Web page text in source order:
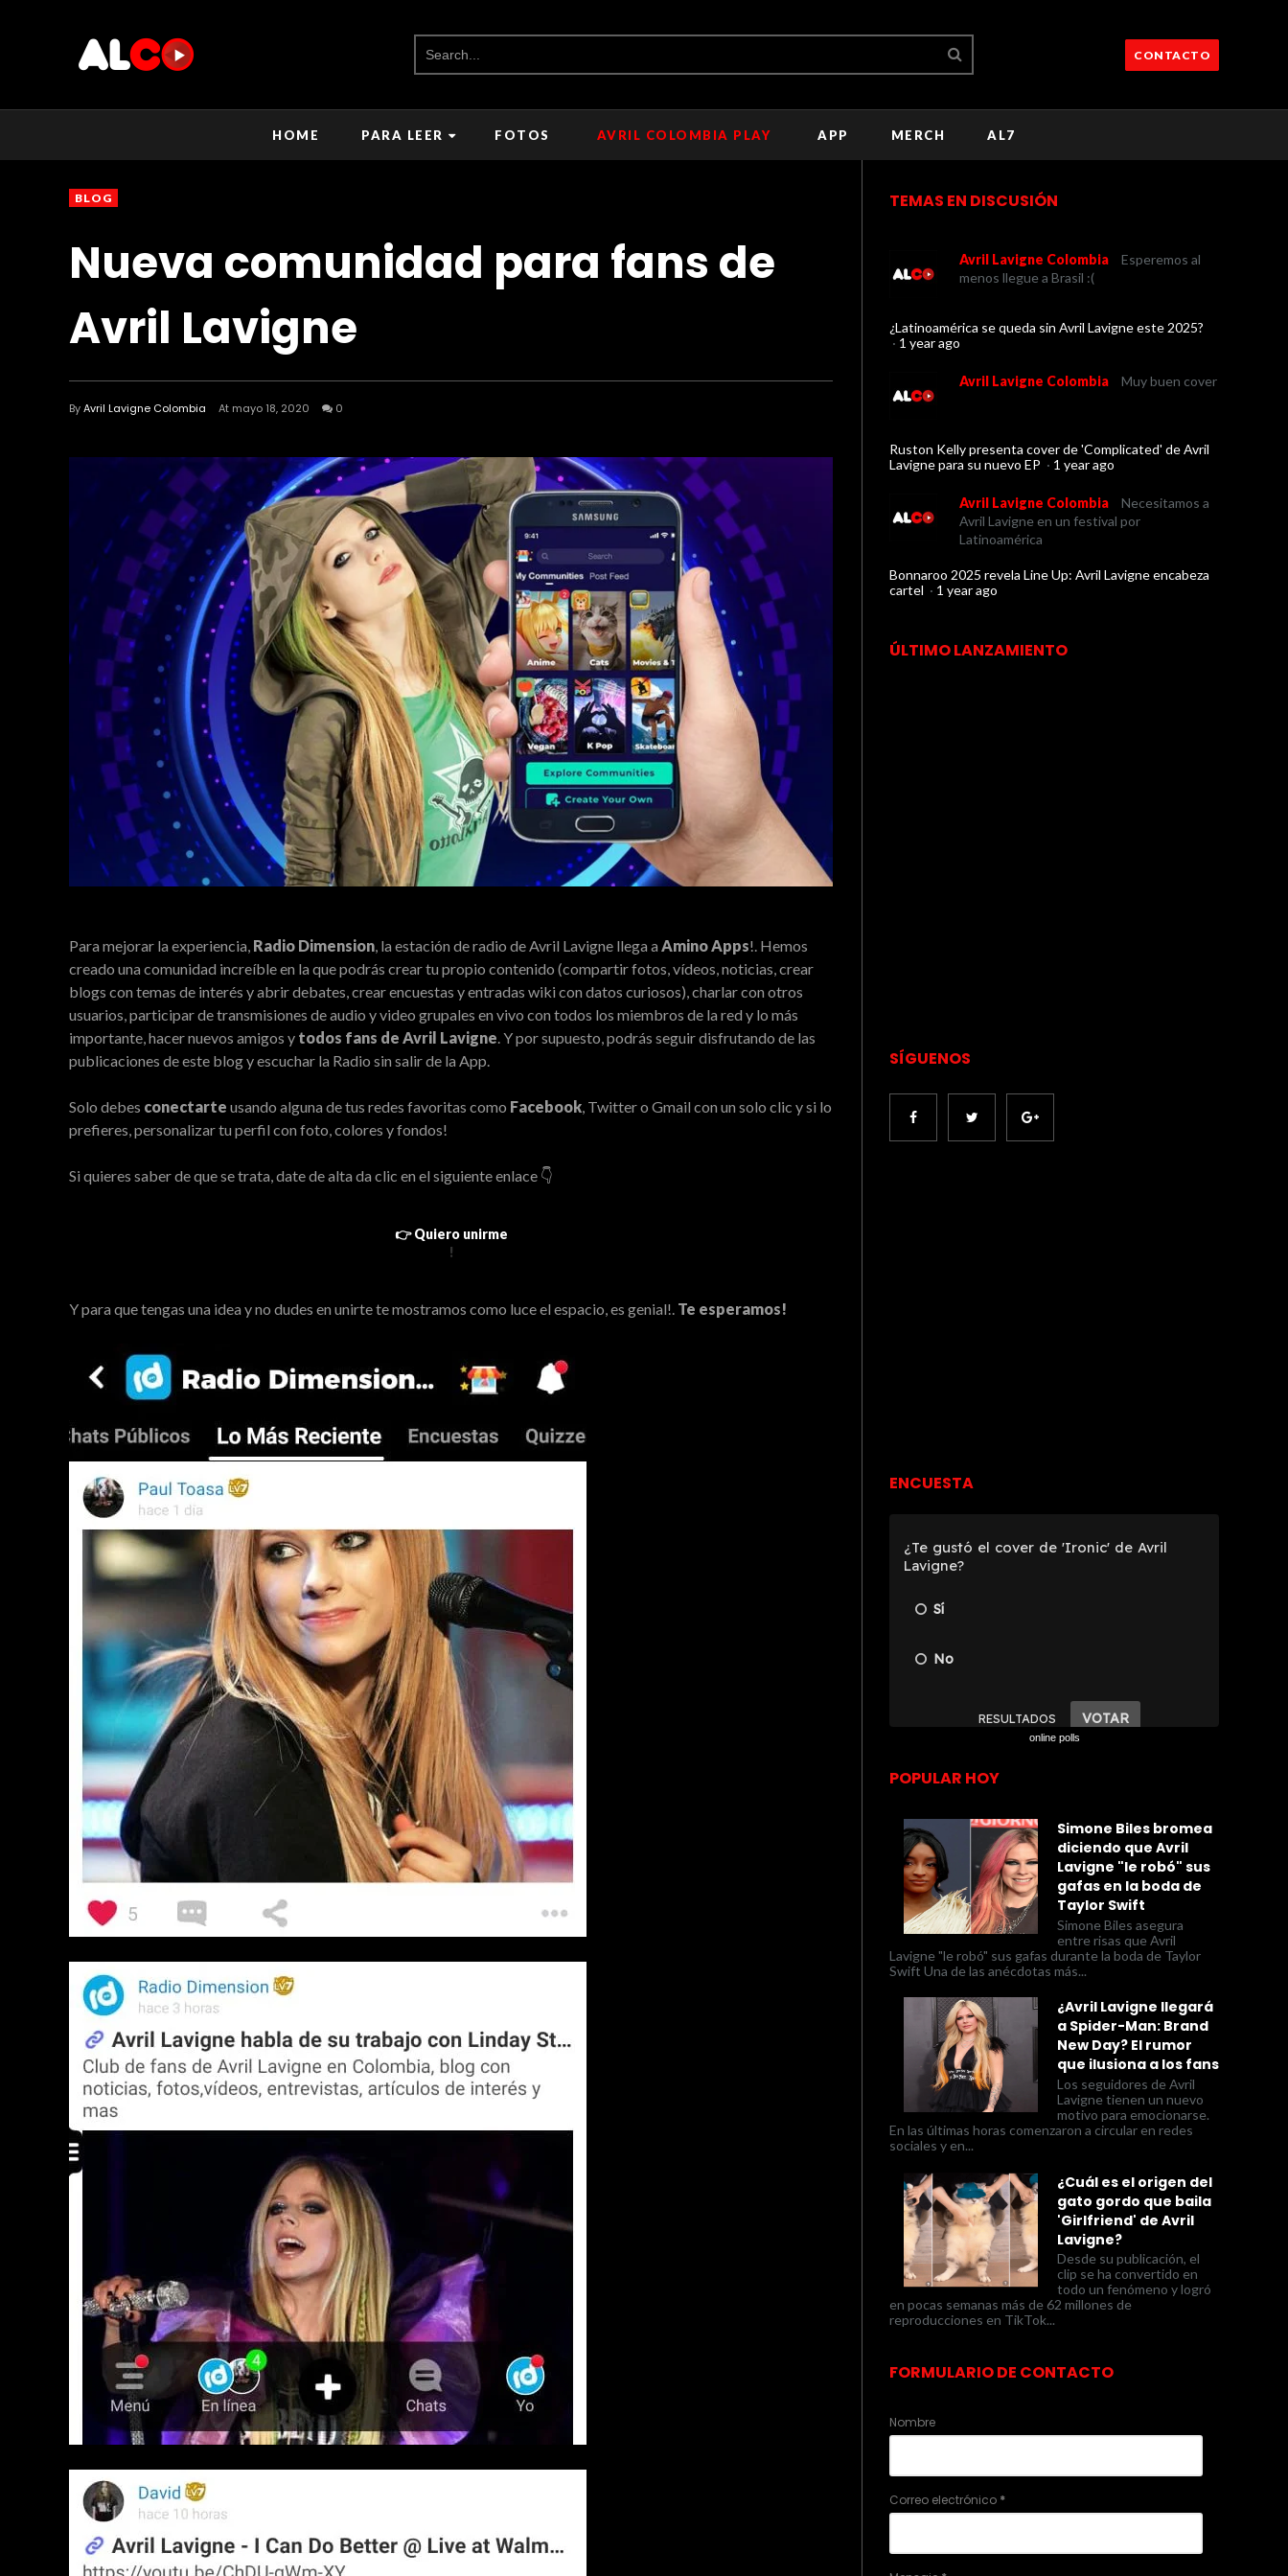
CONTACTO
HOME PARA LEER FOTOS AVRIL COLOMBIA PLAY APP MERCH AL7
BLOG
Nueva comunidad para fans de
Avril Lavigne
ByAvril Lavigne Colombia At mayo 18, 2020 0
Para mejorar la experiencia, Radio Dimension , la estación de radio de Avril Lavigne llega a Amino Apps!. Hemos
creado una comunidad increíble en la que podrás crear tu propio contenido (compartir fotos, vídeos, noticias, crear
blogs con temas de interés y abrir debates, crear encuestas y entradas wiki con datos curiosos), charlar con otros
usuarios, participar de transmisiones de audio y video grupales en vivo con todos los miembros de la red y lo más
importante, hacer nuevos amigos y todos fans de Avril Lavigne . Y por supuesto, podrás seguir disfrutando de las
publicaciones de este blog y escuchar la Radio sin salir de la App.
Solo debes conectarte usando alguna de tus redes favoritas como Facebook , Twitter o Gmail con un solo clic y si lo
prefieres, personalizar tu perfil con foto, colores y fondos!
Si quieres saber de que se trata, date de alta da clic en el siguiente enlace 👇
👉 Quiero unirme
!
Y para que tengas una idea y no dudes en unirte te mostramos como luce el espacio, es genial!. Te esperamos!
TEMAS EN DISCUSIÓN
Avril Lavigne Colombia
Esperemos al
menos llegue a Brasil :(
¿Latinoamérica se queda sin Avril Lavigne este 2025?
· 1 year ago
Avril Lavigne Colombia Muy buen cover
Ruston Kelly presenta cover de 'Complicated' de Avril
Lavigne para su nuevo EP · 1 year ago
Avril Lavigne Colombia
Necesitamos a
Avril Lavigne en un festival por
Latinoamérica
Bonnaroo 2025 revela Line Up: Avril Lavigne encabeza
cartel · 1 year ago
ÚLTIMO LANZAMIENTO
SÍGUENOS
ENCUESTA
online polls
POPULAR HOY
Simone Biles bromea
diciendo que Avril
Lavigne "le robó" sus
gafas en la boda de
Taylor Swift
Simone Biles asegura
entre risas que Avril
Lavigne "le robó" sus gafas durante la boda de Taylor
Swift Una de las anécdotas más...
¿Avril Lavigne llegará
a Spider-Man: Brand
New Day? El rumor
que ilusiona a los fans
Los seguidores de Avril
Lavigne tienen un nuevo
motivo para emocionarse.
En las últimas horas comenzaron a circular en redes
sociales y en...
¿Cuál es el origen del
gato gordo que baila
'Girlfriend' de Avril
Lavigne?
Desde su publicación, el
clip se ha convertido en
todo un fenómeno y logró
en pocas semanas más de 62 millones de
reproducciones en TikTok...
FORMULARIO DE CONTACTO
Nombre
Correo electrónico *